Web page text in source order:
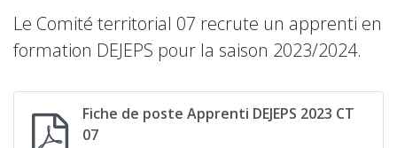
Le Comité territorial 07 recrute un apprenti en
formation DEJEPS pour la saison 2023/2024.
Fiche de poste Apprenti DEJEPS 2023 CT
07